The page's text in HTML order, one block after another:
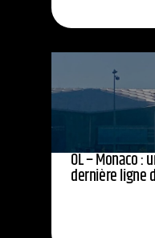
OL – Monaco
dernière ligne